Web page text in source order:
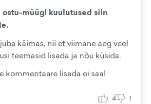
ostu-müügi kuulutused siin
käimas, nii et viimane aeg veel
teemasid lisada ja nõu küsida.
kommentaare lisada ei saa!
4 1